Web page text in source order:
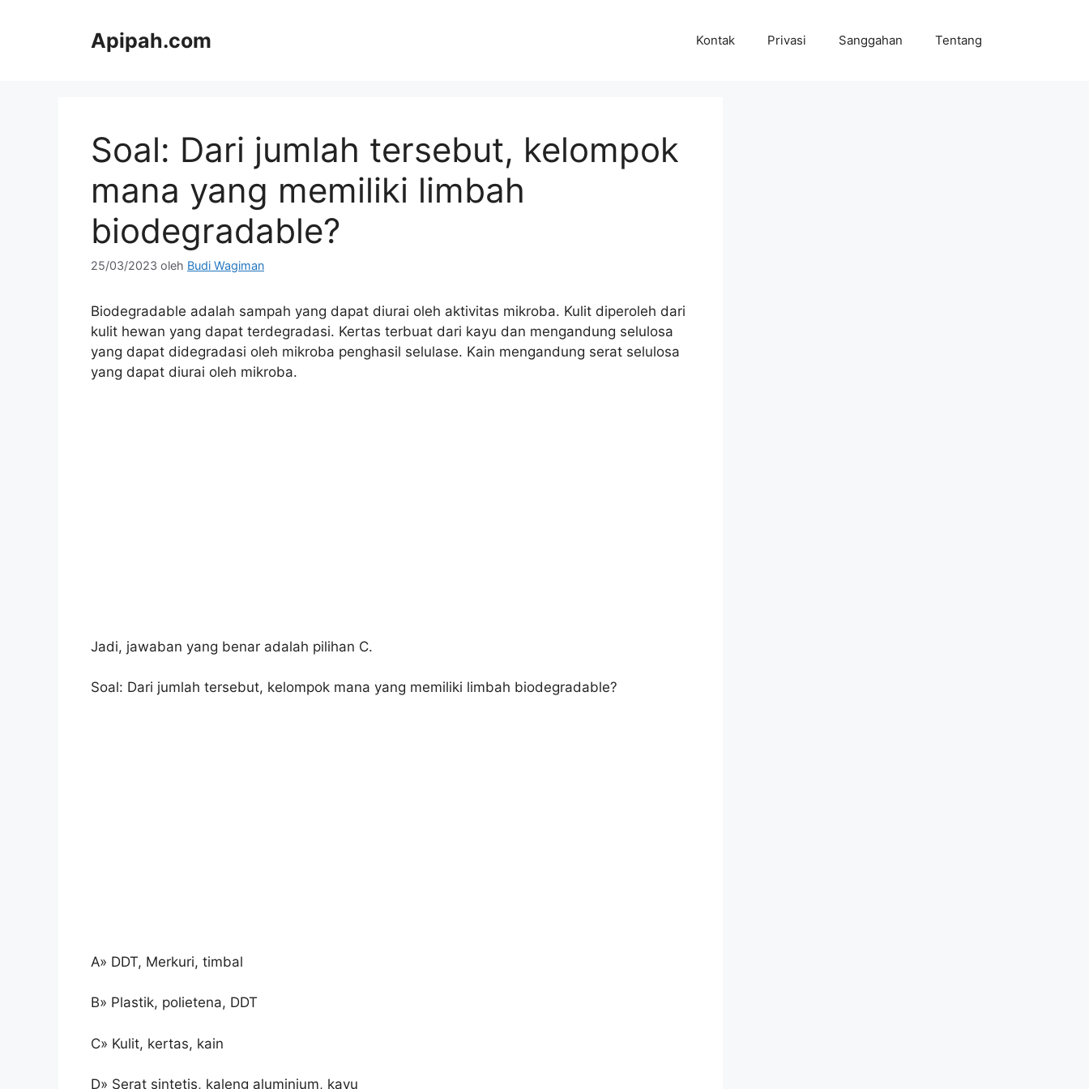
Apipah.com Kontak Privasi Sanggahan Tentang
Soal: Dari jumlah tersebut, kelompok
mana yang memiliki limbah
biodegradable?
25/03/2023 oleh Budi Wagiman
Biodegradable adalah sampah yang dapat diurai oleh aktivitas mikroba. Kulit diperoleh dari
kulit hewan yang dapat terdegradasi. Kertas terbuat dari kayu dan mengandung selulosa
yang dapat didegradasi oleh mikroba penghasil selulase. Kain mengandung serat selulosa
yang dapat diurai oleh mikroba.
Jadi, jawaban yang benar adalah pilihan C.
Soal: Dari jumlah tersebut, kelompok mana yang memiliki limbah biodegradable?
A» DDT, Merkuri, timbal
B» Plastik, polietena, DDT
C» Kulit, kertas, kain
D» Serat sintetis, kaleng aluminium, kayu